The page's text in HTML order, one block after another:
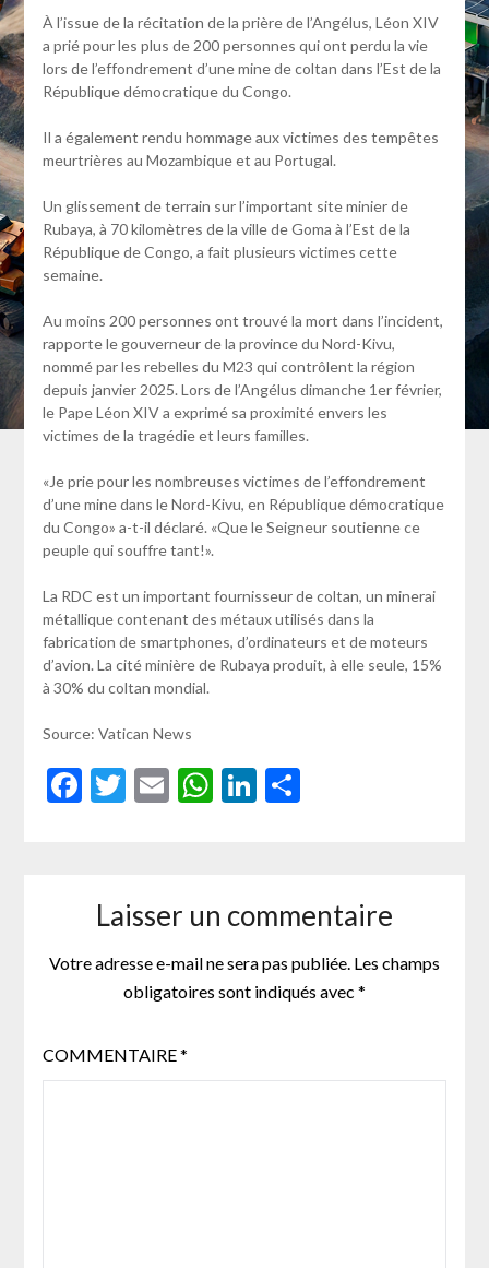
À l’issue de la récitation de la prière de l’Angélus, Léon XIV
a prié pour les plus de 200 personnes qui ont perdu la vie
lors de l’effondrement d’une mine de coltan dans l’Est de la
République démocratique du Congo.
Il a également rendu hommage aux victimes des tempêtes
meurtrières au Mozambique et au Portugal.
Un glissement de terrain sur l’important site minier de
Rubaya, à 70 kilomètres de la ville de Goma à l’Est de la
République de Congo, a fait plusieurs victimes cette
semaine.
Au moins 200 personnes ont trouvé la mort dans l’incident,
rapporte le gouverneur de la province du Nord-Kivu,
nommé par les rebelles du M23 qui contrôlent la région
depuis janvier 2025. Lors de l’Angélus dimanche 1er février,
le Pape Léon XIV a exprimé sa proximité envers les
victimes de la tragédie et leurs familles.
«Je prie pour les nombreuses victimes de l’effondrement
d’une mine dans le Nord-Kivu, en République démocratique
du Congo» a-t-il déclaré. «Que le Seigneur soutienne ce
peuple qui souffre tant!».
La RDC est un important fournisseur de coltan, un minerai
métallique contenant des métaux utilisés dans la
fabrication de smartphones, d’ordinateurs et de moteurs
d’avion. La cité minière de Rubaya produit, à elle seule, 15%
à 30% du coltan mondial.
Source: Vatican News
Facebook
Twitter
EmailWhatsApp
LinkedIn
Partager
Laisser un commentaire
Votre adresse e-mail ne sera pas publiée. Les champs
obligatoires sont indiqués avec *
COMMENTAIRE*